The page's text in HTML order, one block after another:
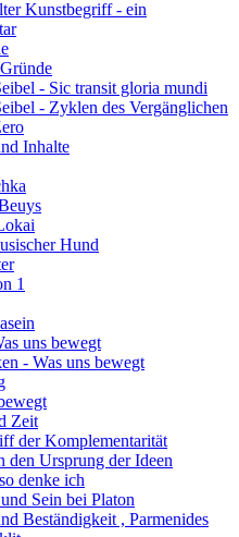
Kunstbegriff - ein
- Sic transit gloria mundi
- Zyklen des Vergänglichen
Inhalte
Hund
1
uns bewegt
- Was uns bewegt
Zeit
der Komplementarität
den Ursprung der Ideen
denke ich
Sein bei Platon
Beständigkeit , Parmenides